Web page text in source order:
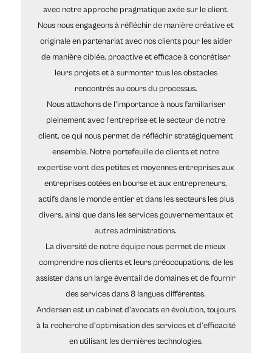
avec notre approche pragmatique axée sur le client.
Nous nous engageons à réfléchir de manière créative et
originale en partenariat avec nos clients pour les aider
de manière ciblée, proactive et efficace à concrétiser
leurs projets et à surmonter tous les obstacles
rencontrés au cours du processus.
Nous attachons de l'importance à nous familiariser
pleinement avec l'entreprise et le secteur de notre
client, ce qui nous permet de réfléchir stratégiquement
ensemble. Notre portefeuille de clients et notre
expertise vont des petites et moyennes entreprises aux
entreprises cotées en bourse et aux entrepreneurs,
actifs dans le monde entier et dans les secteurs les plus
divers, ainsi que dans les services gouvernementaux et
autres administrations.
La diversité de notre équipe nous permet de mieux
comprendre nos clients et leurs préoccupations, de les
assister dans un large éventail de domaines et de fournir
des services dans 8 langues différentes.
Andersen est un cabinet d'avocats en évolution, toujours
à la recherche d'optimisation des services et d'efficacité
en utilisant les dernières technologies.